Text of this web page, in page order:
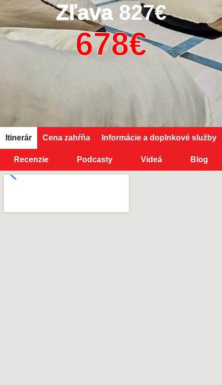
Zľava 827€
Itinerár Cena zahŕňa Informácie a doplnkové služby
Recenzie Podcasty Videá Blog